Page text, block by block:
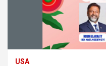
USA